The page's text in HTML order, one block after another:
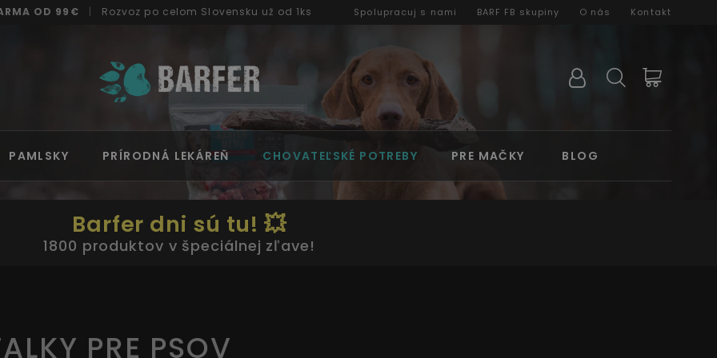
OD 99€ Rozvoz po celom Slovensku už od 1ks Spolupracuj s nami BARF FB skupiny O nás Kontakt
PAMLSKY PRÍRODNÁ LEKÁREŇ CHOVATEĽSKÉ POTREBY PRE MAČKY BLOG
Barfer dni sú tu! 💥
1800 produktov v špeciálnej zľave!
PRE PSOV